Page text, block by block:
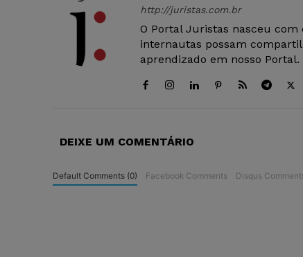
http://juristas.com.br
O Portal Juristas nasceu
internautas possam
aprendizado em nosso Portal.
DEIXE UM COMENTÁRIO
Default Comments (0) Facebook Comments Disqus